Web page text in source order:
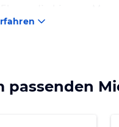
und unter Kitesurfern
passenden